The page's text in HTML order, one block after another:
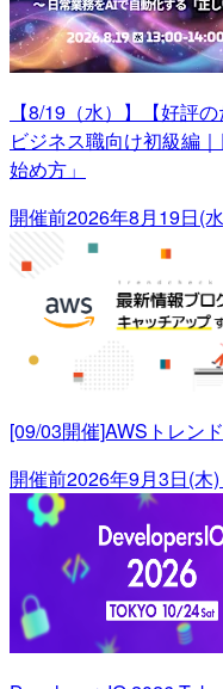
【8/19（水）】【好評
ビジネス職向け初級編
始め方」
開催前2026年8月19日(
[09/03開催]AWSトレン
開催前2026年9月3日(木